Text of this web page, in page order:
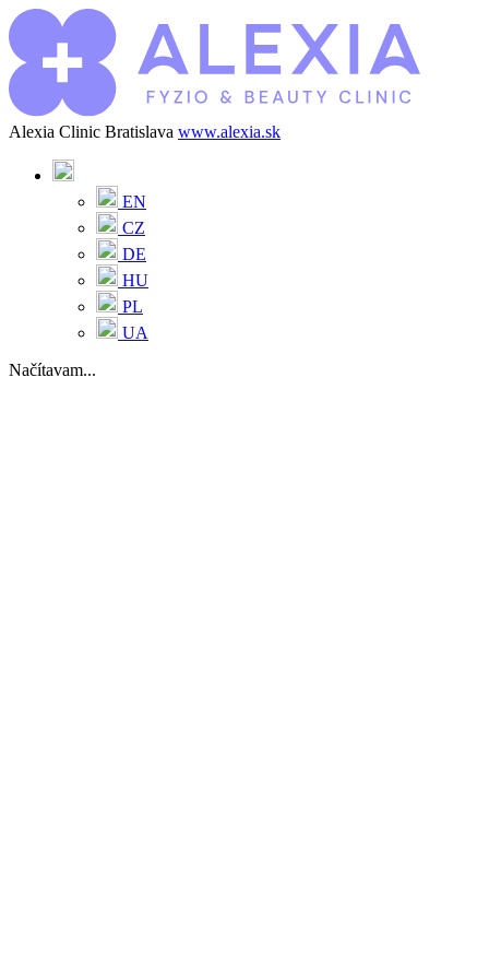
Alexia Clinic Bratislava www.alexia.sk
EN
CZ
DE
HU
PL
UA
Načítavam...